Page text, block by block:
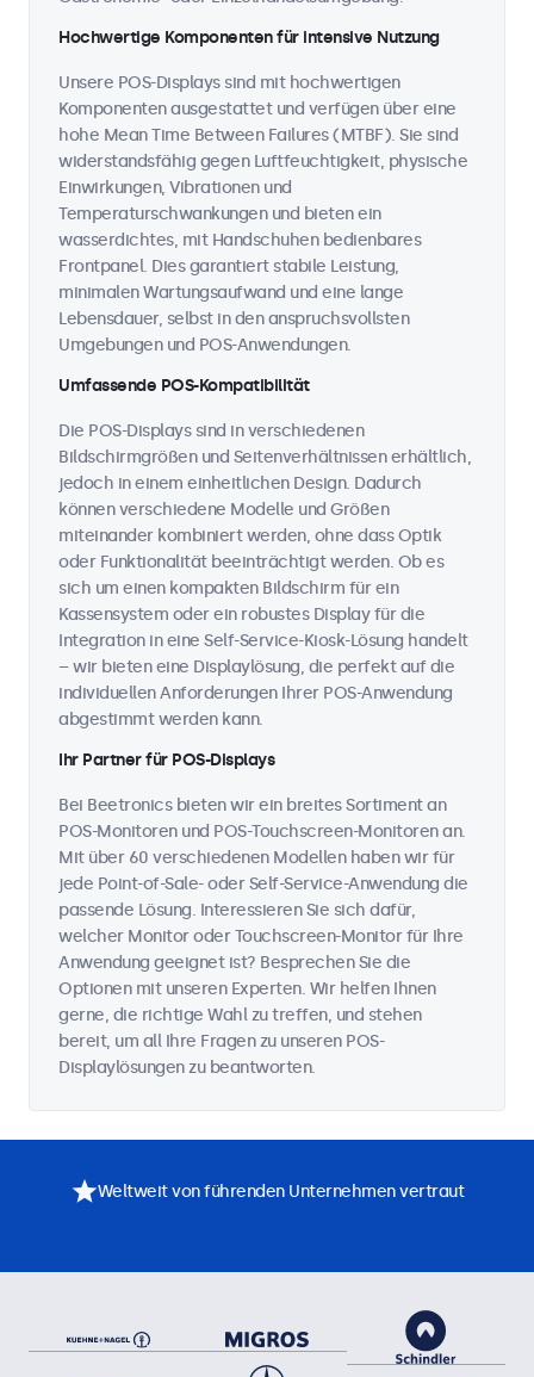
Hochwertige Komponenten für intensive Nutzung
Unsere POS-Displays sind mit hochwertigen
Komponenten ausgestattet und verfügen über eine
hohe Mean Time Between Failures (MTBF). Sie sind
widerstandsfähig gegen Luftfeuchtigkeit, physische
Einwirkungen, Vibrationen und
Temperaturschwankungen und bieten ein
wasserdichtes, mit Handschuhen bedienbares
Frontpanel. Dies garantiert stabile Leistung,
minimalen Wartungsaufwand und eine lange
Lebensdauer, selbst in den anspruchsvollsten
Umgebungen und POS-Anwendungen.
Umfassende POS-Kompatibilität
Die POS-Displays sind in verschiedenen
Bildschirmgrößen und Seitenverhältnissen erhältlich,
jedoch in einem einheitlichen Design. Dadurch
können verschiedene Modelle und Größen
miteinander kombiniert werden, ohne dass Optik
oder Funktionalität beeinträchtigt werden. Ob es
sich um einen kompakten Bildschirm für ein
Kassensystem oder ein robustes Display für die
Integration in eine Self-Service-Kiosk-Lösung handelt
– wir bieten eine Displaylösung, die perfekt auf die
individuellen Anforderungen Ihrer POS-Anwendung
abgestimmt werden kann.
Ihr Partner für POS-Displays
Bei Beetronics bieten wir ein breites Sortiment an
POS-Monitoren und POS-Touchscreen-Monitoren an.
Mit über 60 verschiedenen Modellen haben wir für
jede Point-of-Sale- oder Self-Service-Anwendung die
passende Lösung. Interessieren Sie sich dafür,
welcher Monitor oder Touchscreen-Monitor für Ihre
Anwendung geeignet ist? Besprechen Sie die
Optionen mit unseren Experten. Wir helfen Ihnen
gerne, die richtige Wahl zu treffen, und stehen
bereit, um all Ihre Fragen zu unseren POS-
Displaylösungen zu beantworten.
Weltweit von führenden Unternehmen vertraut